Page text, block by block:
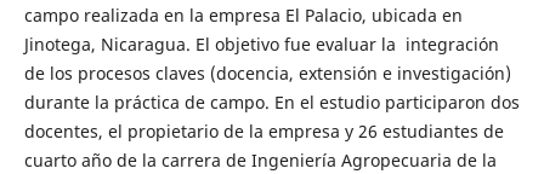
campo realizada en la empresa El Palacio, ubicada en
Jinotega, Nicaragua. El objetivo fue evaluar la integración
de los procesos claves (docencia, extensión e investigación)
durante la práctica de campo. En el estudio participaron dos
docentes, el propietario de la empresa y 26 estudiantes de
cuarto año de la carrera de Ingeniería Agropecuaria de la